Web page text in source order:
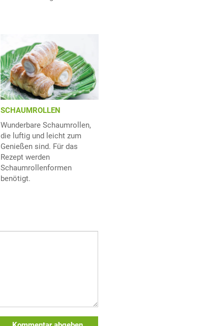
SCHAUMROLLEN
Wunderbare Schaumrollen,
die luftig und leicht zum
Genießen sind. Für das
Rezept werden
Schaumrollenformen
benötigt.